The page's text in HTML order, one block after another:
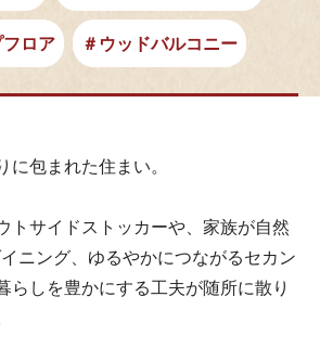
ロア ＃ウッドバルコニー
包まれた住まい。
トサイドストッカーや、家族が自然
ニング、ゆるやかにつながるセカン
らしを豊かにする工夫が随所に散り